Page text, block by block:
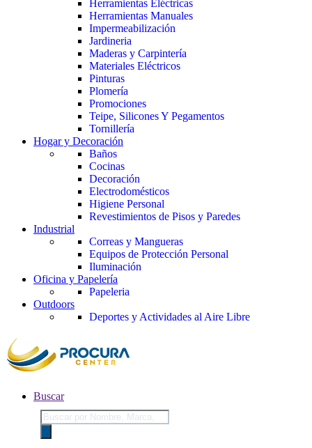
Herramientas Eléctricas
Herramientas Manuales
Impermeabilización
Jardineria
Maderas y Carpintería
Materiales Eléctricos
Pinturas
Plomería
Promociones
Teipe, Silicones Y Pegamentos
Tornillería
Hogar y Decoración
Baños
Cocinas
Decoración
Electrodomésticos
Higiene Personal
Revestimientos de Pisos y Paredes
Industrial
Correas y Mangueras
Equipos de Protección Personal
Iluminación
Oficina y Papelería
Papeleria
Outdoors
Deportes y Actividades al Aire Libre
Buscar
Búsqueda
de
productos